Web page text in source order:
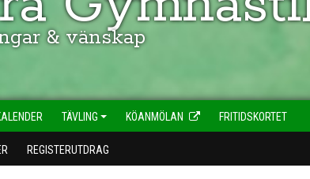
& vänskap
TÄVLING KÖANMÖLAN FRITIDSKORTET
REGISTERUTDRAG